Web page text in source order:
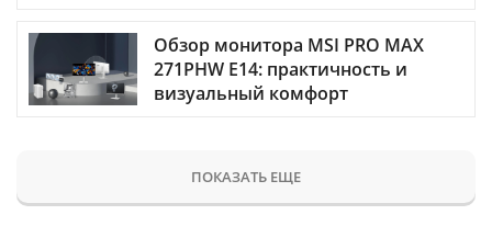
Обзор монитора MSI PRO MAX
271PHW E14: практичность и
визуальный комфорт
ПОКАЗАТЬ ЕЩЕ